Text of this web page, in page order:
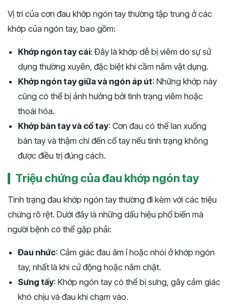
Vị trí của cơn đau khớp ngón tay thường tập trung ở các
khớp của ngón tay, bao gồm:
Khớp ngón tay cái: Đây là khớp dễ bị viêm do sự sử
dụng thường xuyên, đặc biệt khi cầm nắm vật dụng.
Khớp ngón tay giữa và ngón áp út: Những khớp này
cũng có thể bị ảnh hưởng bởi tình trạng viêm hoặc
thoái hóa.
Khớp bàn tay và cổ tay: Cơn đau có thể lan xuống
bàn tay và thậm chí đến cổ tay nếu tình trạng không
được điều trị đúng cách.
Triệu chứng của đau khớp ngón tay
Tình trạng đau khớp ngón tay thường đi kèm với các triệu
chứng rõ rệt. Dưới đây là những dấu hiệu phổ biến mà
người bệnh có thể gặp phải:
Đau nhức: Cảm giác đau âm ỉ hoặc nhói ở khớp ngón
tay, nhất là khi cử động hoặc nắm chặt.
Sưng tấy: Khớp ngón tay có thể bị sưng, gây cảm giác
khó chịu và đau khi chạm vào.